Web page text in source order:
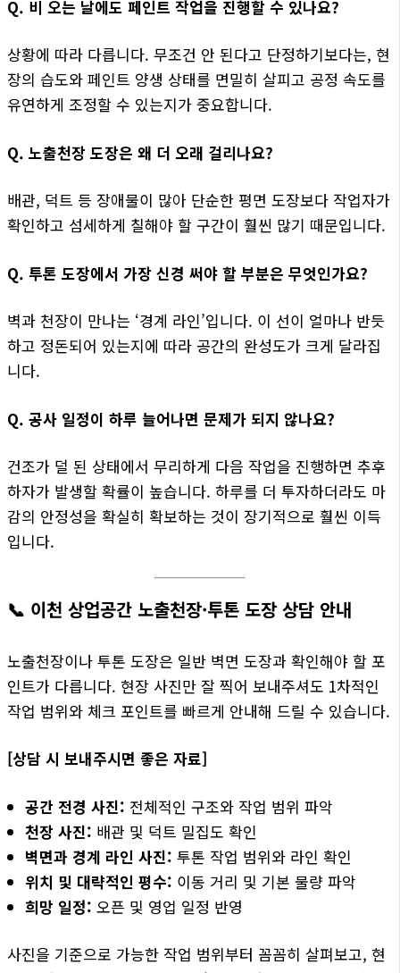
Q. 비 오는 날에도 페인트 작업을 진행할 수 있나요?
상황에 따라 다릅니다. 무조건 안 된다고 단정하기보다는, 현
장의 습도와 페인트 양생 상태를 면밀히 살피고 공정 속도를
유연하게 조정할 수 있는지가 중요합니다.
Q. 노출천장 도장은 왜 더 오래 걸리나요?
배관, 덕트 등 장애물이 많아 단순한 평면 도장보다 작업자가
확인하고 섬세하게 칠해야 할 구간이 훨씬 많기 때문입니다.
Q. 투톤 도장에서 가장 신경 써야 할 부분은 무엇인가요?
벽과 천장이 만나는 ‘경계 라인’입니다. 이 선이 얼마나 반듯
하고 정돈되어 있는지에 따라 공간의 완성도가 크게 달라집
니다.
Q. 공사 일정이 하루 늘어나면 문제가 되지 않나요?
건조가 덜 된 상태에서 무리하게 다음 작업을 진행하면 추후
하자가 발생할 확률이 높습니다. 하루를 더 투자하더라도 마
감의 안정성을 확실히 확보하는 것이 장기적으로 훨씬 이득
입니다.
📞 이천 상업공간 노출천장·투톤 도장 상담 안내
노출천장이나 투톤 도장은 일반 벽면 도장과 확인해야 할 포
인트가 다릅니다. 현장 사진만 잘 찍어 보내주셔도 1차적인
작업 범위와 체크 포인트를 빠르게 안내해 드릴 수 있습니다.
[상담 시 보내주시면 좋은 자료]
공간 전경 사진: 전체적인 구조와 작업 범위 파악
천장 사진: 배관 및 덕트 밀집도 확인
벽면과 경계 라인 사진: 투톤 작업 범위와 라인 확인
위치 및 대략적인 평수: 이동 거리 및 기본 물량 파악
희망 일정: 오픈 및 영업 일정 반영
사진을 기준으로 가능한 작업 범위부터 꼼꼼히 살펴보고, 현